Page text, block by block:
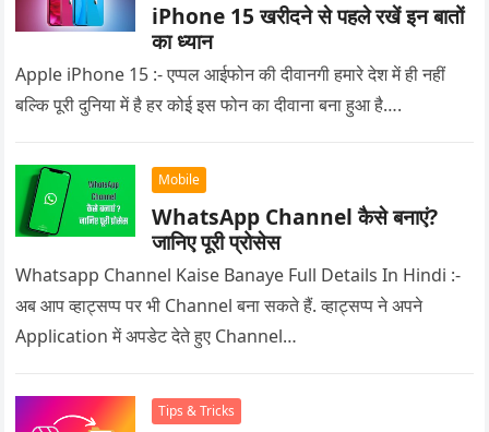
iPhone 15 खरीदने से पहले रखें इन बातों
का ध्यान
Apple iPhone 15 :- एप्पल आईफोन की दीवानगी हमारे देश में ही नहीं
बल्कि पूरी दुनिया में है हर कोई इस फोन का दीवाना बना हुआ है….
Mobile
WhatsApp Channel कैसे बनाएं?
जानिए पूरी प्रोसेस
Whatsapp Channel Kaise Banaye Full Details In Hindi :-
अब आप व्हाट्सप्प पर भी Channel बना सकते हैं. व्हाट्सप्प ने अपने
Application में अपडेट देते हुए Channel…
Tips & Tricks